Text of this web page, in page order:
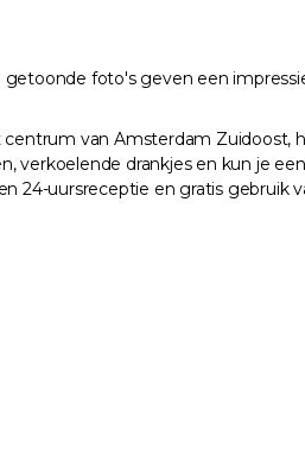
getoonde foto's geven een
van Amsterdam
verkoelende drankjes en kun je
24-uursreceptie en gratis gebruik